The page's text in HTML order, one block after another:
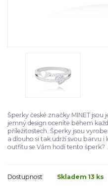
Šperky české značky MINET
jemný design oceníte během
příležitostech. Šperky jsou
a dlouho si tak udrží svou barvu i
outfitu se Vám hodí tento šperk?
Dostupnost Skladem 13 ks